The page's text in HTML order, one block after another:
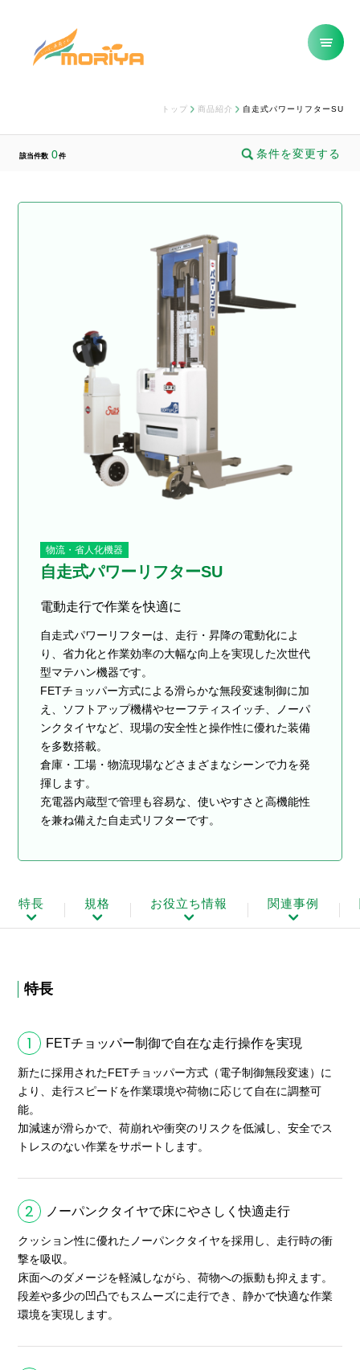
トップ 商品紹介 自走式パワーリフターSU
該当件数 0件 条件を変更する
物流・省人化機器
自走式パワーリフターSU
電動走行で作業を快適に
自走式パワーリフターは、走行・昇降の電動化によ
り、省力化と作業効率の大幅な向上を実現した次世代
型マテハン機器です。
FETチョッパー方式による滑らかな無段変速制御に加
え、ソフトアップ機構やセーフティスイッチ、ノーパ
ンクタイヤなど、現場の安全性と操作性に優れた装備
を多数搭載。
倉庫・工場・物流現場などさまざまなシーンで力を発
揮します。
充電器内蔵型で管理も容易な、使いやすさと高機能性
を兼ね備えた自走式リフターです。
特長 規格 お役立ち情報 関連事例
特長
1 FETチョッパー制御で自在な走行操作を実現
新たに採用されたFETチョッパー方式（電子制御無段変速）に
より、走行スピードを作業環境や荷物に応じて自在に調整可
能。
加減速が滑らかで、荷崩れや衝突のリスクを低減し、安全でス
トレスのない作業をサポートします。
2 ノーパンクタイヤで床にやさしく快適走行
クッション性に優れたノーパンクタイヤを採用し、走行時の衝
撃を吸収。
床面へのダメージを軽減しながら、荷物への振動も抑えます。
段差や多少の凹凸でもスムーズに走行でき、静かで快適な作業
環境を実現します。